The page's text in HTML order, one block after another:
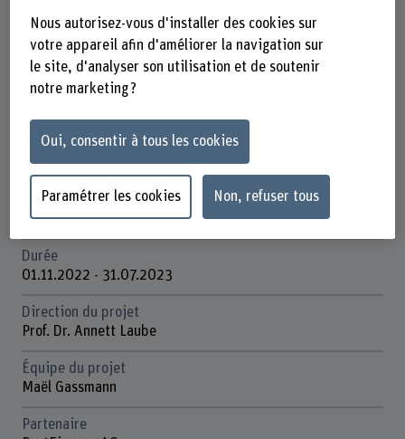
Institute for Data Applications and Security (IDAS)
Unité(s) de recherche
IDAS / Identity and Access Management (IAM)
Champ thématique stratégique
Champ thématique "Transformation numérique centrée sur
l'humain"
Organisation d'encouragement
Autres
Durée
01.11.2022 - 31.07.2023
Direction du projet
Prof. Dr. Annett Laube
Équipe du projet
Maël Gassmann
Partenaire
Nous autorisez-vous d'installer des cookies sur
votre appareil afin d'améliorer la navigation sur
le site, d'analyser son utilisation et de soutenir
notre marketing ?
Oui, consentir à tous les cookies
Paramétrer les cookies Non, refuser tous